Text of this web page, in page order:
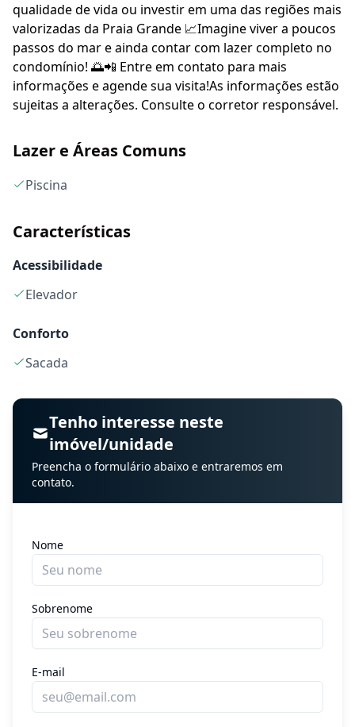
qualidade de vida ou investir em uma das regiões mais
valorizadas da Praia Grande 📈Imagine viver a poucos
passos do mar e ainda contar com lazer completo no
condomínio! 🌅📲 Entre em contato para mais
informações e agende sua visita!As informações estão
sujeitas a alterações. Consulte o corretor responsável.
Lazer e Áreas Comuns
Piscina
Características
Acessibilidade
Elevador
Conforto
Sacada
Tenho interesse neste
imóvel/unidade
Preencha o formulário abaixo e entraremos em
contato.
Nome
Sobrenome
E-mail